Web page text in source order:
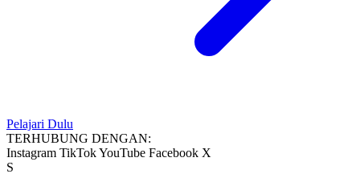
Pelajari Dulu
TERHUBUNG DENGAN:
Instagram TikTokYouTube Facebook X
S